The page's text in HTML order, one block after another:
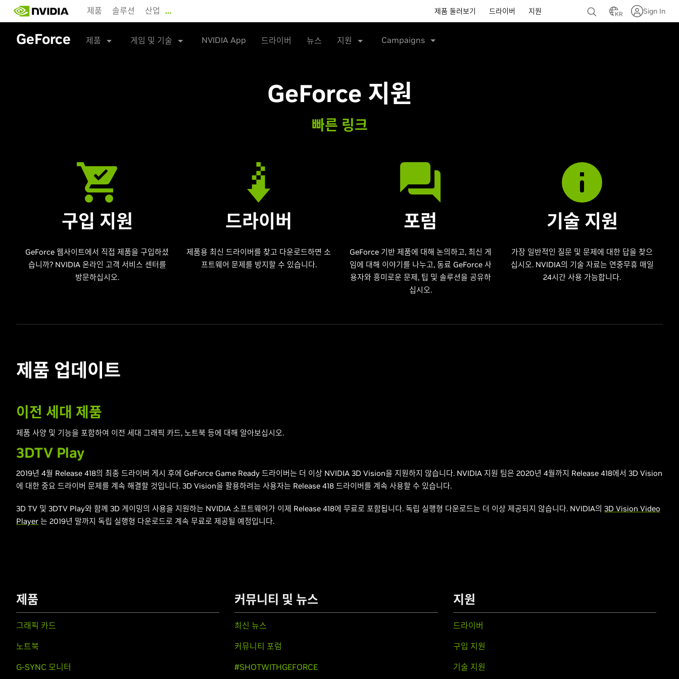
main
content
제품 솔루션 산업 … 제품 둘러보기 드라이버 지원 KR Sign In
GeForce 제품 게임 및 기술 NVIDIA App 드라이버 뉴스 지원 Campaigns
GeForce 지원
빠른 링크
구입 지원
GeForce 웹사이트에서 직접 제품을 구입하셨
습니까? NVIDIA 온라인 고객 서비스 센터를
방문하십시오.
드라이버
제품용 최신 드라이버를 찾고 다운로드하면 소
프트웨어 문제를 방지할 수 있습니다.
포럼
GeForce 기반 제품에 대해 논의하고, 최신 게
임에 대해 이야기를 나누고, 동료 GeForce 사
용자와 흥미로운 문제, 팁 및 솔루션을 공유하
십시오.
기술 지원
가장 일반적인 질문 및 문제에 대한 답을 찾으
십시오. NVIDIA의 기술 자료는 연중무휴 매일
24시간 사용 가능합니다.
제품 업데이트
이전 세대 제품
제품 사양 및 기능을 포함하여 이전 세대 그래픽 카드, 노트북 등에 대해 알아보십시오.
3DTV Play
2019년 4월 Release 418의 최종 드라이버 게시 후에 GeForce Game Ready 드라이버는 더 이상 NVIDIA 3D Vision을 지원하지 않습니다. NVIDIA 지원 팀은 2020년 4월까지 Release 418에서 3D Vision
에 대한 중요 드라이버 문제를 계속 해결할 것입니다. 3D Vision을 활용하려는 사용자는 Release 418 드라이버를 계속 사용할 수 있습니다.
3D TV 및 3DTV Play와 함께 3D 게이밍의 사용을 지원하는 NVIDIA 소프트웨어가 이제 Release 418에 무료로 포함됩니다. 독립 실행형 다운로드는 더 이상 제공되지 않습니다. NVIDIA의 3D Vision Video
Player 는 2019년 말까지 독립 실행형 다운로드로 계속 무료로 제공될 예정입니다.
제품
그래픽 카드
노트북
G-SYNC 모니터
커뮤니티 및 뉴스
최신 뉴스
커뮤니티 포럼
#SHOTWITHGEFORCE
지원
드라이버
구입 지원
기술 지원